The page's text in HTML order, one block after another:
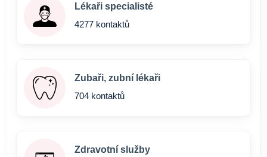
Lékaři specialisté
4277 kontaktů
Zubaři, zubní lékaři
704 kontaktů
Zdravotní služby